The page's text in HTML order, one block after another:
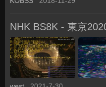
NHK BS8K - 東京